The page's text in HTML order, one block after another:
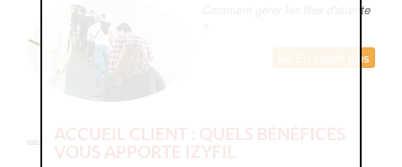
Comment gérer les files d'attente
En savoir plus
ACCUEIL CLIENT : QUELS BÉNÉFICES
VOUS APPORTE IZYFIL